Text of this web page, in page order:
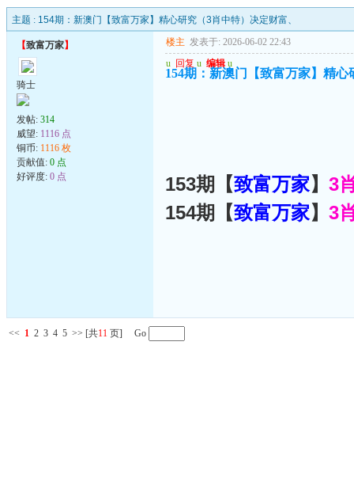
主题 : 154期：新澳门【致富万家】精心研究（3肖中特）决定财富、
【致富万家】
骑士
发帖: 314
威望: 1116 点
铜币: 1116 枚
贡献值: 0 点
好评度: 0 点
楼主 发表于: 2026-06-02 22:43
u 回复 u 编辑 u
154期：新澳门【致富万家】精
153期【致富万家】 3
154期【致富万家】 3
<< 1 2 3 4 5 >> [共11 页] Go